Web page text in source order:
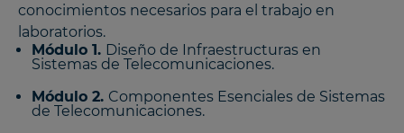
conocimientos necesarios para el trabajo en
laboratorios.
Módulo 1. Diseño de Infraestructuras en
Sistemas de Telecomunicaciones.
Módulo 2. Componentes Esenciales de Sistemas
de Telecomunicaciones.